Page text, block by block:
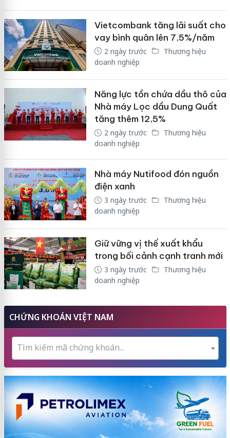
Vietcombank tăng lãi suất cho
vay bình quân lên 7,5%/năm
2 ngày trước
Thương hiệu
doanh nghiệp
Năng lực tồn chứa dầu thô của
Nhà máy Lọc dầu Dung Quất
tăng thêm 12,5%
2 ngày trước
Thương hiệu
doanh nghiệp
Nhà máy Nutifood đón nguồn
điện xanh
3 ngày trước
Thương hiệu
doanh nghiệp
Giữ vững vị thế xuất khẩu
trong bối cảnh cạnh tranh mới
3 ngày trước
Thương hiệu
doanh nghiệp
CHỨNG KHOÁN VIỆT NAM
Tìm kiếm mã chứng khoán...